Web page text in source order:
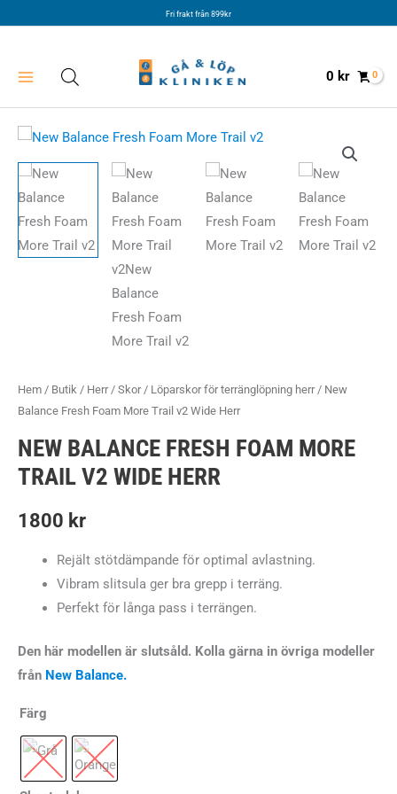
Fri frakt från 899kr
0 kr
Hem / Butik / Herr/ Skor/ Löparskor för terränglöpning herr/ New
Balance Fresh Foam More Trail v2 Wide Herr
NEW BALANCE FRESH FOAM MORE
TRAIL V2 WIDE HERR
1800 kr
Rejält stötdämpande för optimal avlastning.
Vibram slitsula ger bra grepp i terräng.
Perfekt för långa pass i terrängen.
Den här modellen är slutsåld. Kolla gärna in övriga modeller
från New Balance.
Färg